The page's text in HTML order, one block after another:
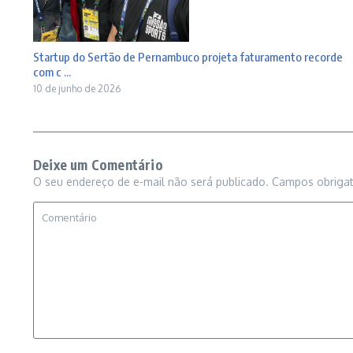
Startup do Sertão de Pernambuco projeta faturamento recorde
com c ...
10 de junho de 2026
Deixe um Comentário
O seu endereço de e-mail não será publicado. Campos